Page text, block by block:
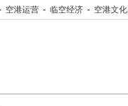
空港运营 - 临空经济 - 空港文化